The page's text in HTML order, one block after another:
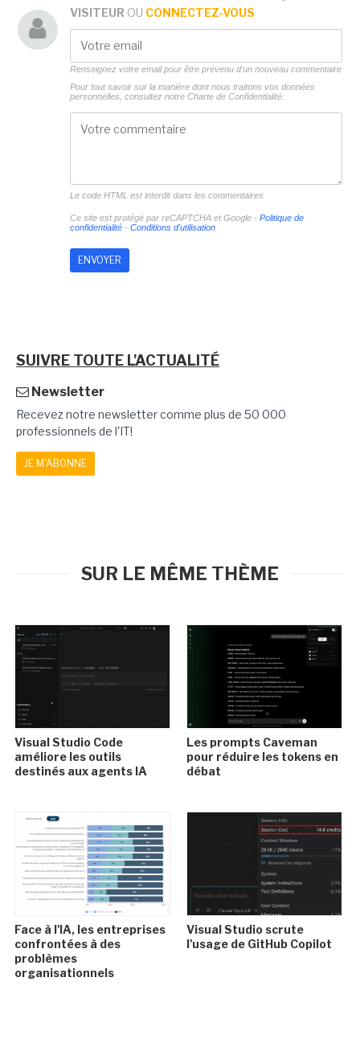
VISITEUR OU CONNECTEZ-VOUS
Renseignez votre email pour être prévenu d'un nouveau commentaire
Pour tout savoir sur la manière dont nous traitons vos données
personnelles, consultez notre Charte de Confidentialité.
Le code HTML est interdit dans les commentaires
Ce site est protégé par reCAPTCHA et Google - Politique de
confidentialité- Conditions d'utilisation
SUIVRE TOUTE L'ACTUALITÉ
Newsletter
Recevez notre newsletter comme plus de 50 000
professionnels de l'IT!
JE M'ABONNE
SUR LE MÊME THÈME
Visual Studio Code
améliore les outils
destinés aux agents IA
Les prompts Caveman
pour réduire les tokens en
débat
Face à l'IA, les entreprises
confrontées à des
problèmes
organisationnels
Visual Studio scrute
l'usage de GitHub Copilot